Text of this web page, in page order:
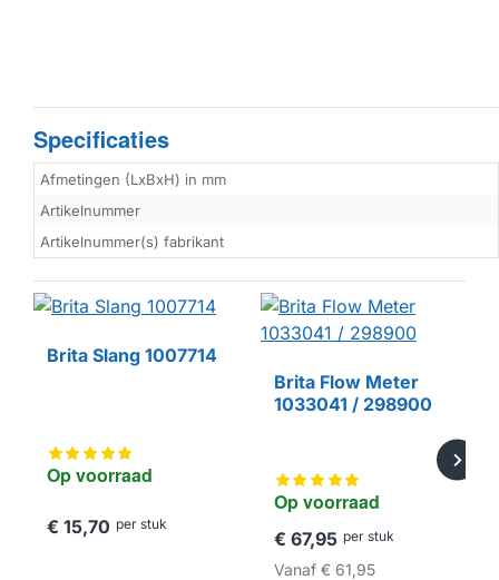
Specificaties
Afmetingen (LxBxH) in mm
Artikelnummer
Artikelnummer(s) fabrikant
Op voorraad
Brita Slang 1007714
€ 15,70 per stuk
Op voorraad
Brita Flow Meter
1033041 / 298900
€ 67,95 per stuk
Vanaf€ 61,95